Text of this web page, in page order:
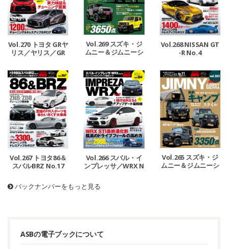
Vol.270 トヨタ GRヤ
リス／ヤリス／GR
Vol.269 スズキ・ジ
ムニー＆ジムニーシ
Vol.268 NISSAN GT
-R No.4
Vol.267 トヨタ86＆
スバルBRZ No.17
Vol.266 スバル・イ
ンプレッサ／WRX N
Vol.265 スズキ・ジ
ムニー＆ジムニーシ
バックナンバーをもっと見る
ASBの電子ブックについて